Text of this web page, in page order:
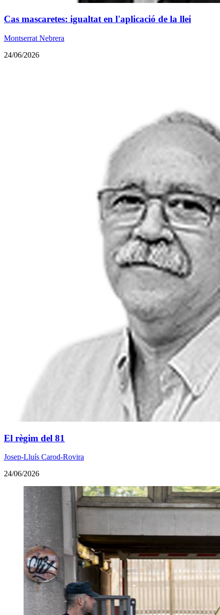
Cas mascaretes: igualtat en l'aplicació de la llei
Montserrat Nebrera
24/06/2026
El règim del 81
Josep-Lluís Carod-Rovira
24/06/2026